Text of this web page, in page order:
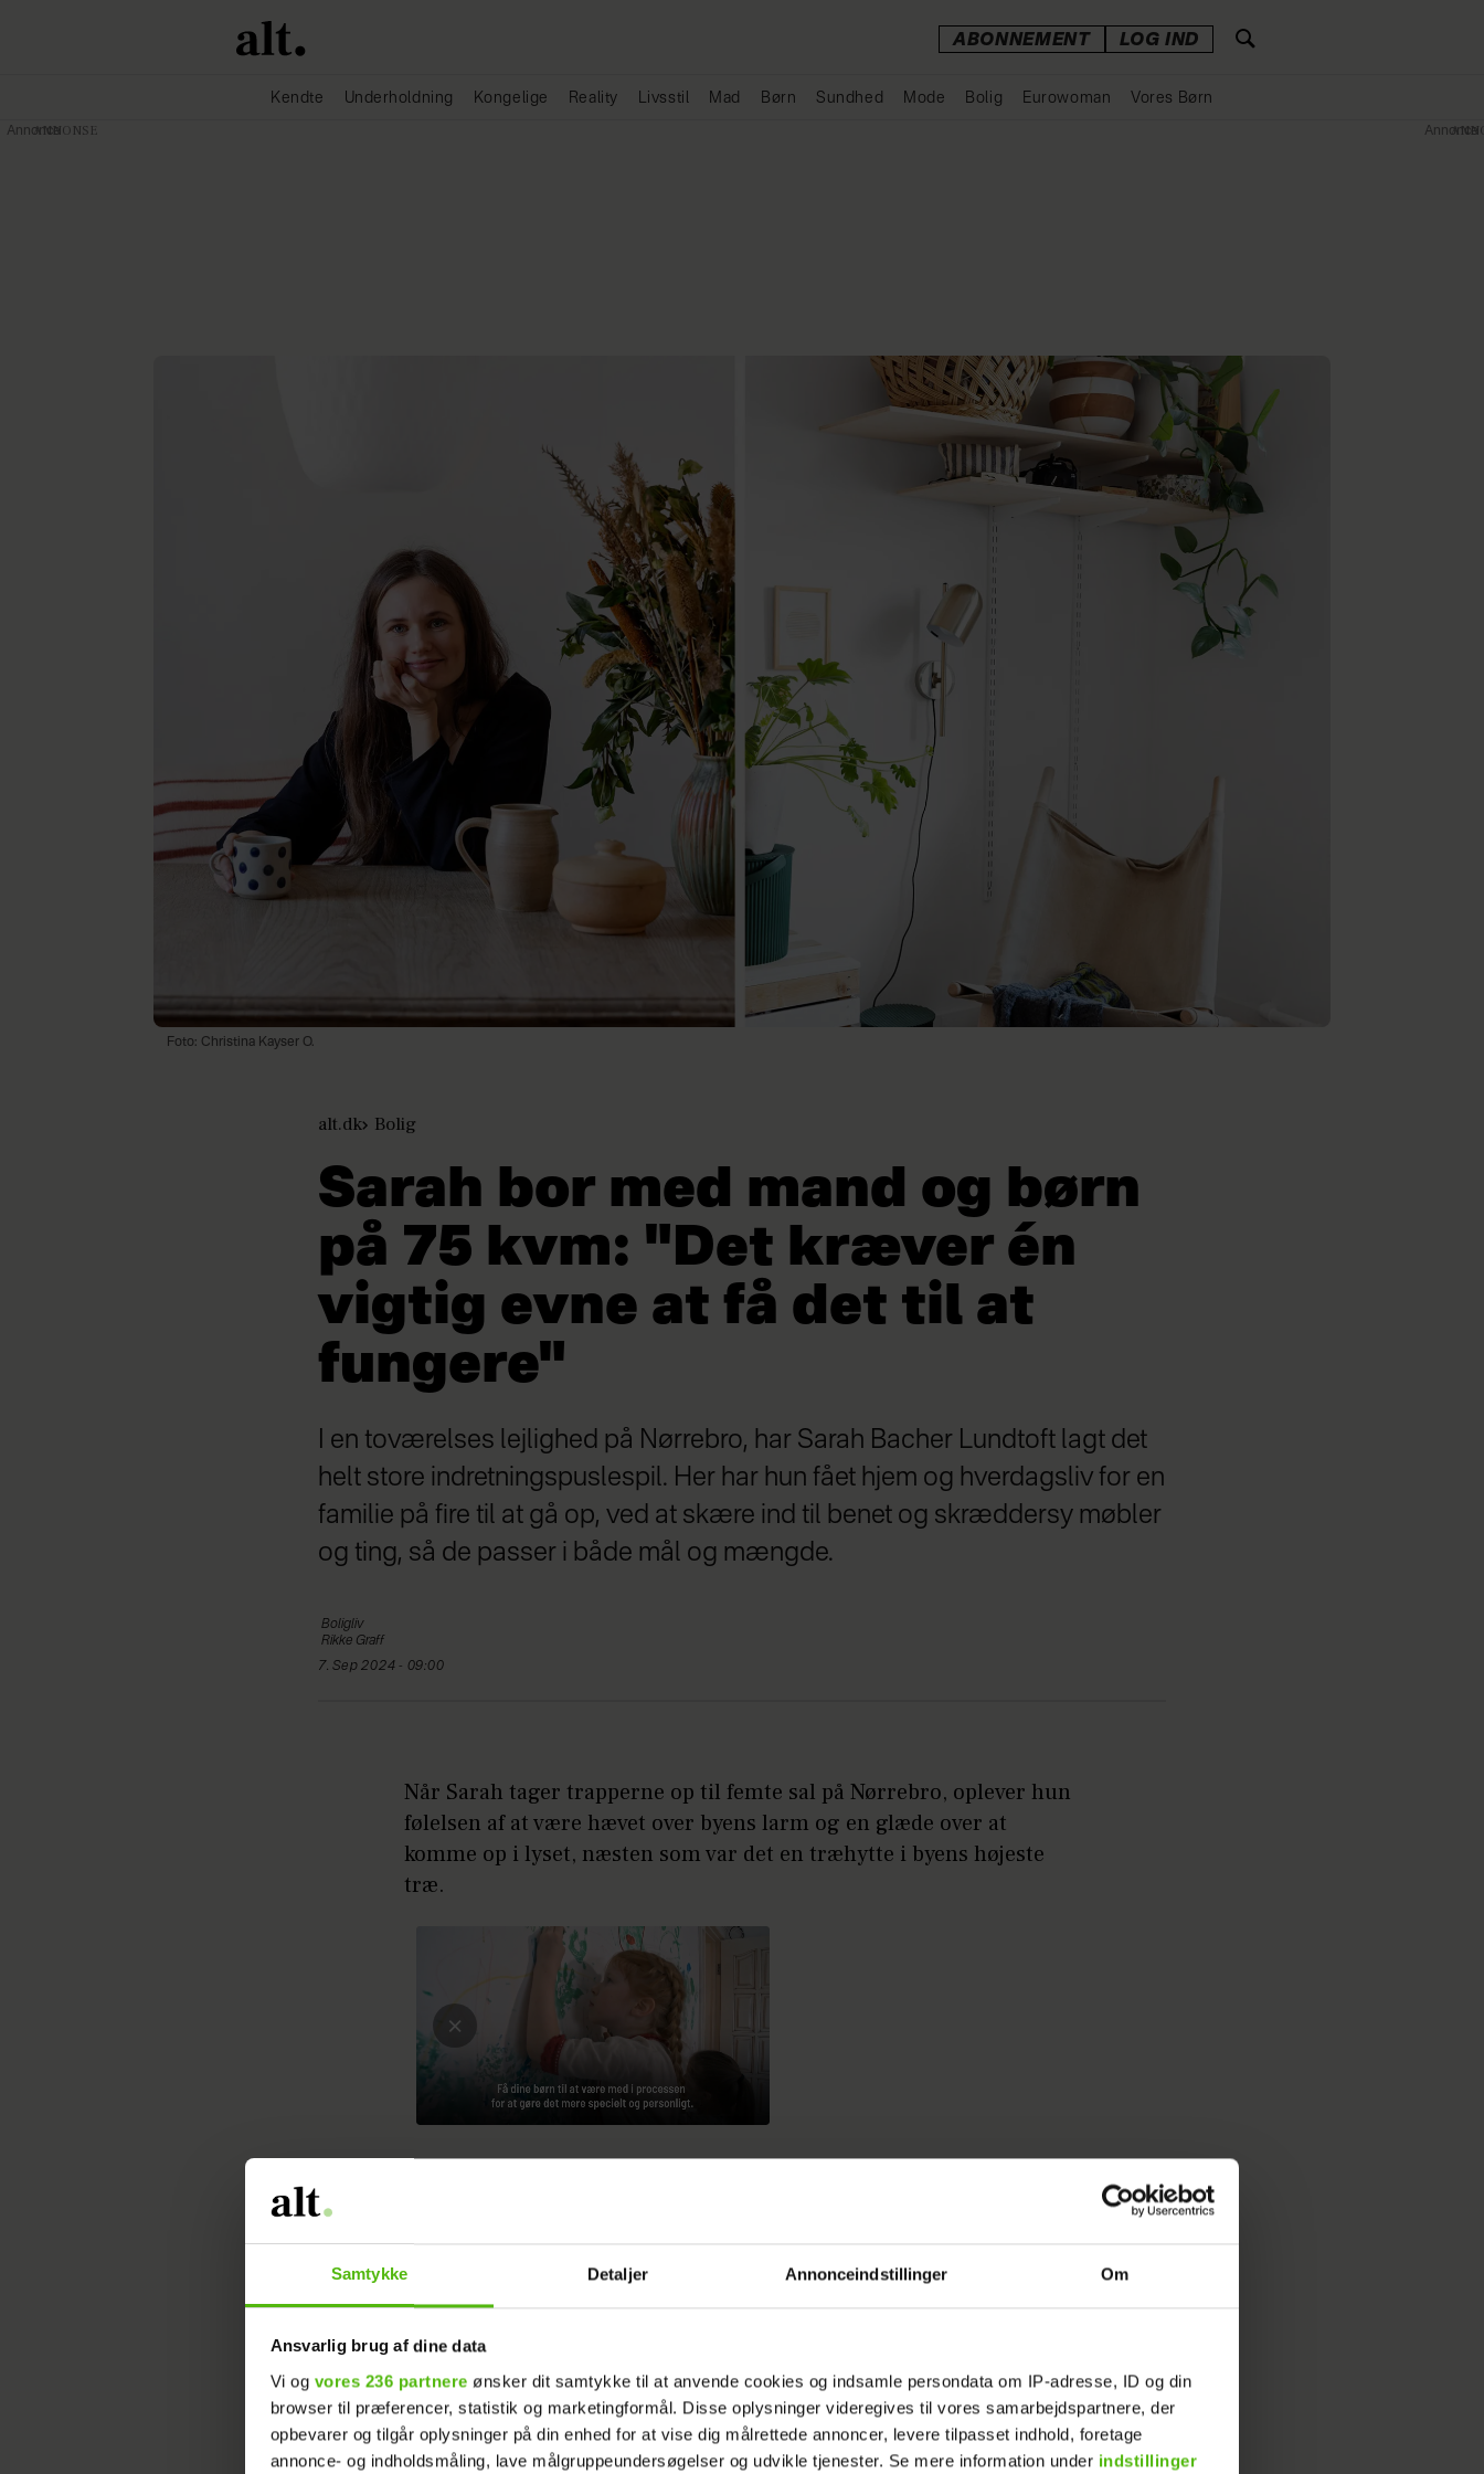
Samtykke Detaljer Annonceindstillinger Om
Ansvarlig brug af dine data
Vi og vores 236 partnere ønsker dit samtykke til at anvende cookies og indsamle persondata om IP-adresse, ID og din
browser til præferencer, statistik og marketingformål. Disse oplysninger videregives til vores samarbejdspartnere, der
opbevarer og tilgår oplysninger på din enhed for at vise dig målrettede annoncer, levere tilpasset indhold, foretage
annonce- og indholdsmåling, lave målgruppeundersøgelser og udvikle tjenester. Se mere information under indstillinger
ABONNEMENT LOG IND
Kendte Underholdning Kongelige Reality Livsstil Mad Børn Sundhed Mode Bolig Eurowoman Vores Børn
Foto: Christina Kayser O.
alt.dk Bolig
Sarah bor med mand og børn
på 75 kvm: "Det kræver én
vigtig evne at få det til at
fungere"
I en toværelses lejlighed på Nørrebro, har Sarah Bacher Lundtoft lagt det
helt store indretningspuslespil. Her har hun fået hjem og hverdagsliv for en
familie på fire til at gå op, ved at skære ind til benet og skræddersy møbler
og ting, så de passer i både mål og mængde.
Boligliv
Rikke Graff
7. Sep 2024 - 09:00
Når Sarah tager trapperne op til femte sal på Nørrebro, oplever hun
følelsen af at være hævet over byens larm og en glæde over at
komme op i lyset, næsten som var det en træhytte i byens højeste
træ.
I lejligheden, som hun deler med sin mand Jakob og børnene Luna
og Bertram, strømmer lyset ind i de højloftede rum, og netop dét
samt udsigten over Nørrebros hustage får deres hjem til at føles
større, end det reelt er.
Annonce Annonce